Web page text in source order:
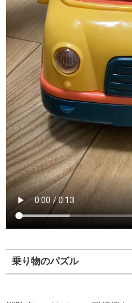
乗り物のパズル